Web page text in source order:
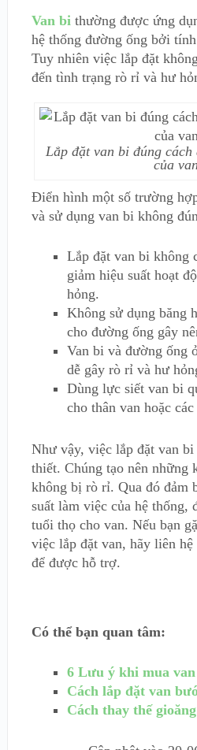
Van bithường được ứng
hệ thống đường ống bởi
Tuy nhiên việc lắp đặt
đến tình trạng rò rỉ và hư
Lắp đặt van bi đúng cách
của van
Điển hình một số trường
và sử dụng van bi không
Lắp đặt van bi không
giảm hiệu suất hoạt
hỏng.
Không sử dụng băng
cho đường ống gây
Van bi và đường ống
dễ gây rò rỉ và hư
Dùng lực siết van bi
cho thân van hoặc
Như vậy, việc lắp đặt van bi
thiết. Chúng tạo nên những
không bị rò rỉ. Qua đó đảm
suất làm việc của hệ thống,
tuổi thọ cho van. Nếu bạn
việc lắp đặt van, hãy liên
để được hỗ trợ.
Có thể bạn quan tâm:
6 Lưu ý khi mua
Cách lắp đặt van
Cách thay thế